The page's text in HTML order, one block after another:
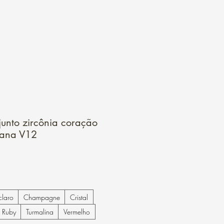
zircônia coração
V12
Champagne
Cristal
Ruby
Turmalina Vermelho